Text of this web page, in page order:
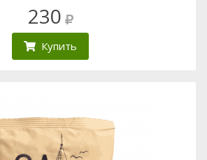
230
Купить